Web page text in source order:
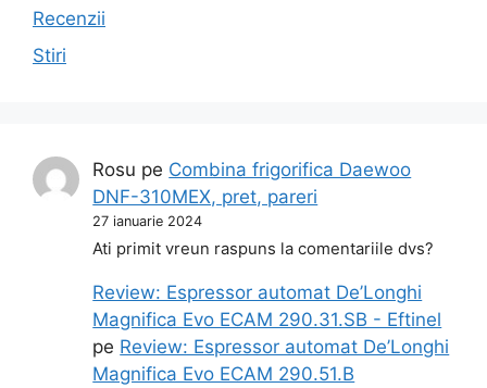
Recenzii
Stiri
Rosu pe Combina frigorifica Daewoo
DNF-310MEX, pret, pareri
27 ianuarie 2024
Ati primit vreun raspuns la comentariile dvs?
Review: Espressor automat De’Longhi
Magnifica Evo ECAM 290.31.SB - Eftinel
pe Review: Espressor automat De’Longhi
Magnifica Evo ECAM 290.51.B